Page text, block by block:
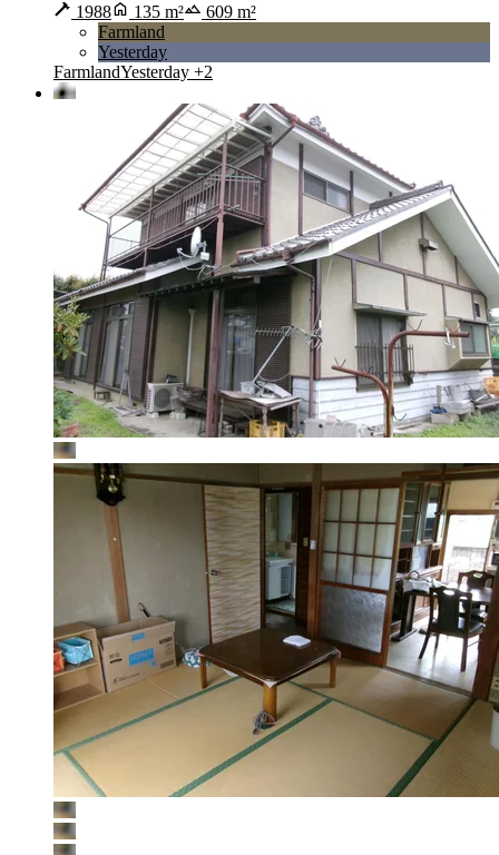
1988
135 m²
609 m²
Farmland
Yesterday
FarmlandYesterday +2